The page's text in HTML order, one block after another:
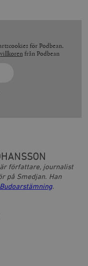
för Podbean.
villkoren från Podbean
författare, journalist
på Smedjan. Han
Budoarstämning.